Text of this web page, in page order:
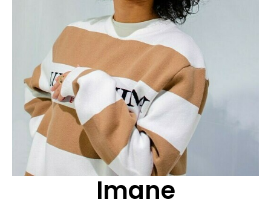
POP MUSICIENS
TALENTS INTERNATIONAUX
CANDIDATURE
NOS AGENCES
Imane